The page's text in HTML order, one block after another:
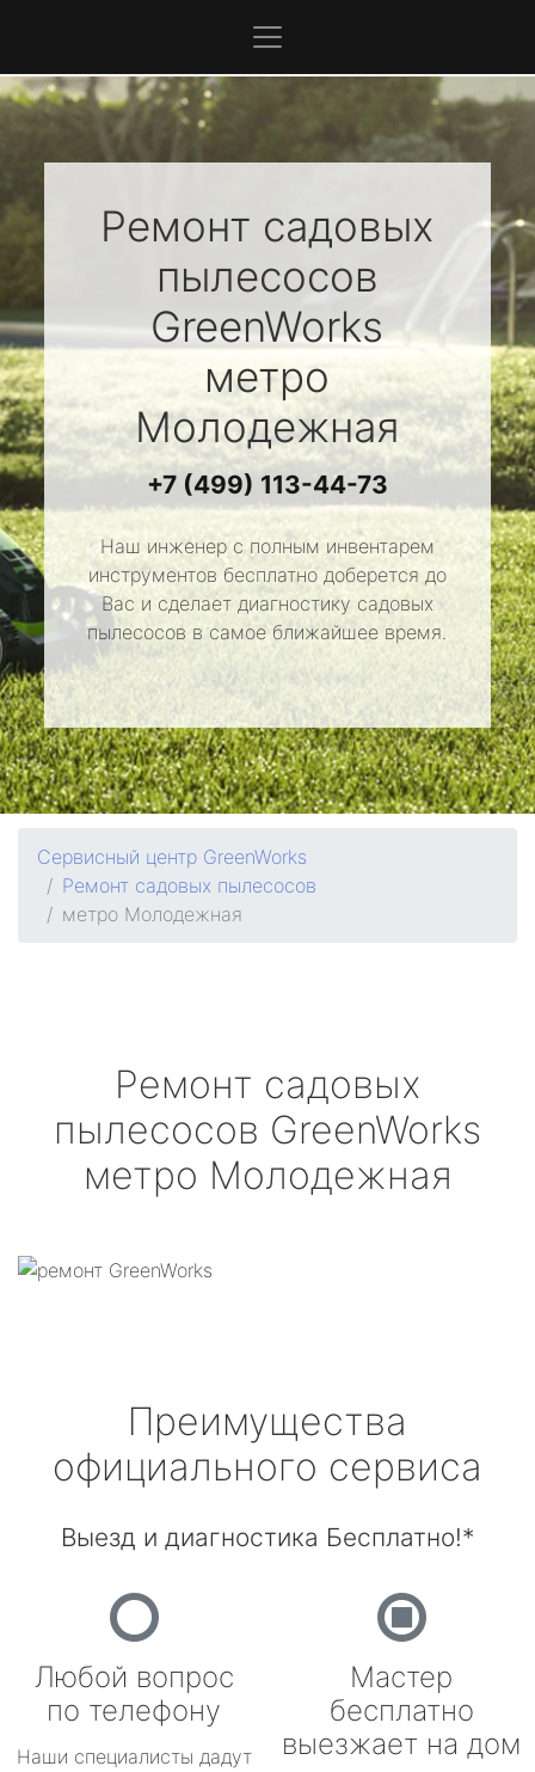
Ремонт садовых
пылесосов
GreenWorks
метро
Молодежная
+7 (499) 113-44-73
Наш инженер с полным инвентарем
инструментов бесплатно доберется до
Вас и сделает диагностику садовых
пылесосов в самое ближайшее время.
Сервисный центр GreenWorks
Ремонт садовых пылесосов
метро Молодежная
Ремонт садовых
пылесосов GreenWorks
метро Молодежная
Преимущества
официального сервиса
Выезд и диагностика Бесплатно!*
Любой вопрос
по телефону
Наши специалисты дадут
Мастер
бесплатно
выезжает на дом